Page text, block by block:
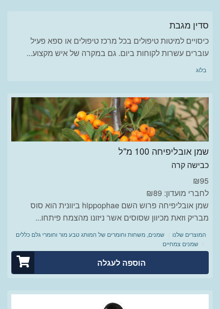
סדין מגבת
כיסויים למיטות טיפולים בכל מרכז טיפולים או ספא פעיל
עוברים עשרות לקוחות ביום. גם במקרה של איש מקצוע...
בלוג
שמן אובליפיחה 100 מ"ל
כבישה קרה
₪95
לחברי מועדון: ₪89
שמן אובליפיחה פרוש השם hippophae ביוונית הוא סוס
מבריק וזאת מכיוון שסוסים אשר ניזונו מהצמח פיתחו...
המוצרים שלנו
שמנים, משחות וחומרים של המותג טבע מור וחומרי גלם כללים
שמנים צמחיים
הוספה לעגלה